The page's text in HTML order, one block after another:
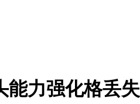
能力强化格丢失